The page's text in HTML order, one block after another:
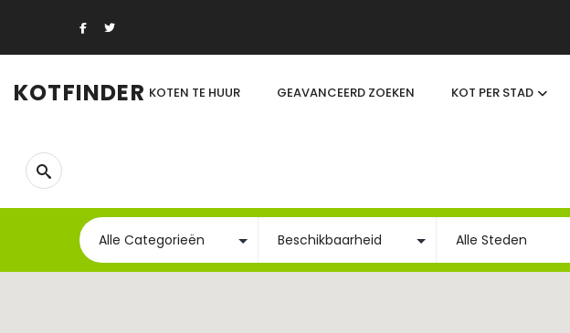
KOTFINDER KOTEN TE HUUR GEAVANCEERD ZOEKEN KOT PER STAD